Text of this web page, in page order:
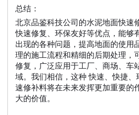
总结：
北京品鉴科技公司的水泥地面快速
快速修复、环保友好等优点，能够
出现的各种问题，提高地面的使用
理的施工流程和精细的后期处理，
修复，广泛应用于工厂、商场、车
域。我们相信，这种 快速、快捷、
速修补料将在未来发挥更加重要的
大的价值。